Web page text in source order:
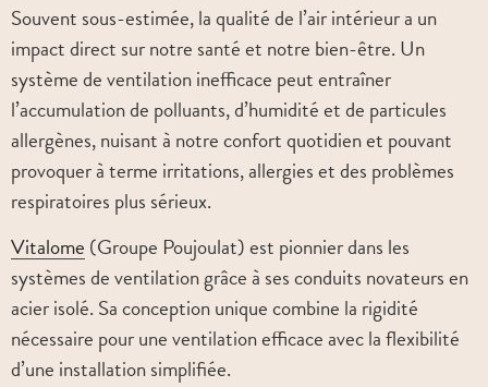
Souvent sous-estimée, la qualité de l’air intérieur a un
impact direct sur notre santé et notre bien-être. Un
système de ventilation inefficace peut entraîner
l’accumulation de polluants, d’humidité et de particules
allergènes, nuisant à notre confort quotidien et pouvant
provoquer à terme irritations, allergies et des problèmes
respiratoires plus sérieux.
Vitalome (Groupe Poujoulat) est pionnier dans les
systèmes de ventilation grâce à ses conduits novateurs en
acier isolé. Sa conception unique combine la rigidité
nécessaire pour une ventilation efficace avec la flexibilité
d’une installation simplifiée.